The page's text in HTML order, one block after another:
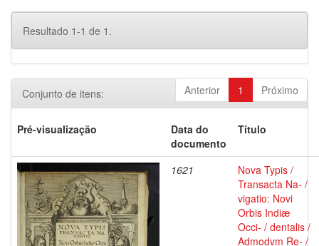
Resultado 1-1 de 1.
Anterior 1 Próximo
Conjunto de itens:
Pré-visualização
Data do
documento
Título
1621
Nova Typis /
Transacta Na- /
vigatio: Novi
Orbis Indiæ
Occi- / dentalis /
Admodvm Re- /